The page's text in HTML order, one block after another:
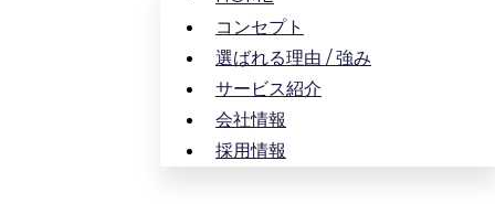
コンセプト
選ばれる理由 / 強み
サービス紹介
会社情報
採用情報